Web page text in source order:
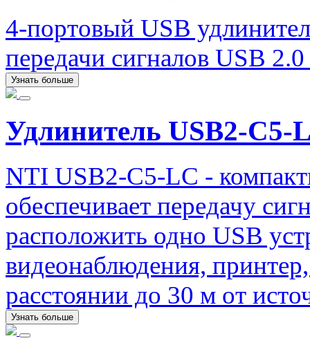
4-портовый USB
передачи сигналов USB
Узнать больше
Удлинитель USB2-C5-
NTI USB2-C5-LC -
обеспечивает передачу
расположить одно USB
видеонаблюдения,
расстоянии до 30 м от
Узнать больше